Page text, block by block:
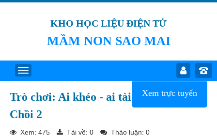
KHO HỌC LIỆU ĐIỆN TỬ
MẦM NON SAO MAI
Xem trực tuyến
Trò chơi: Ai khéo - ai tài
Chồi 2
Xem: 475 Tải về: 0 Thảo luận: 0